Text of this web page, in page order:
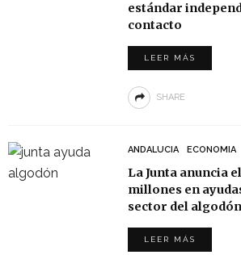
estándar
contacto
LEER MÁS
SHARE
ANDALUCIA ECONOMIA
La Junta anuncia
millones en
sector del algodón
LEER MÁS